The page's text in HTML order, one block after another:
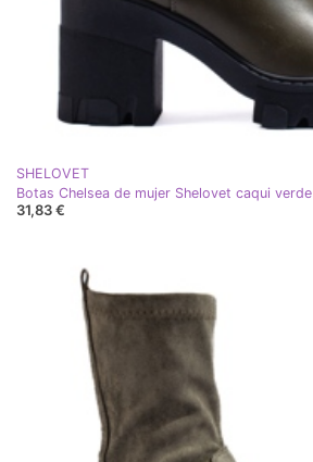
SHELOVET
Botas Chelsea de mujer Shelovet caqui verde
31,83 €